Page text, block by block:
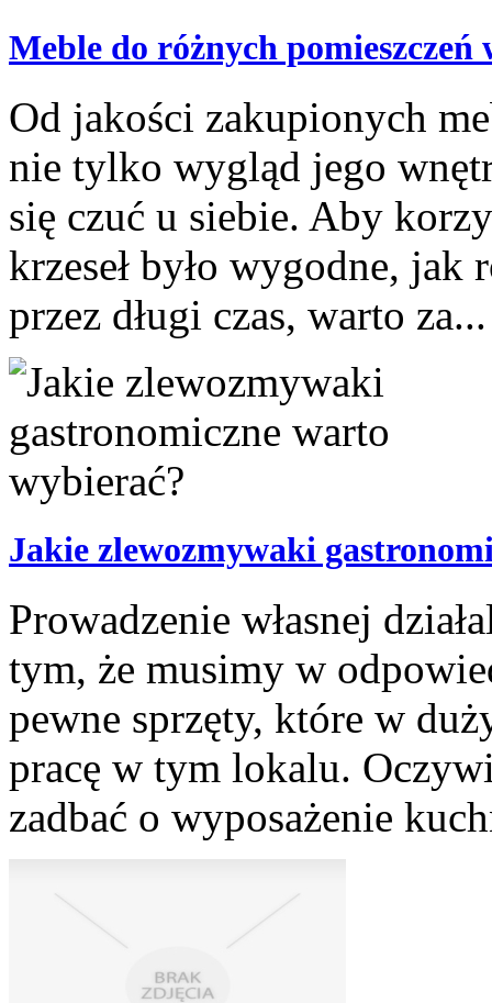
Meble do różnych pomieszczeń
Od jakości zakupionych
nie tylko wygląd jego
się czuć u siebie. Aby
krzeseł było wygodne, jak
przez długi czas, warto za...
Jakie zlewozmywaki
Prowadzenie własnej
tym, że musimy w
pewne sprzęty, które w
pracę w tym lokalu.
zadbać o wyposażenie